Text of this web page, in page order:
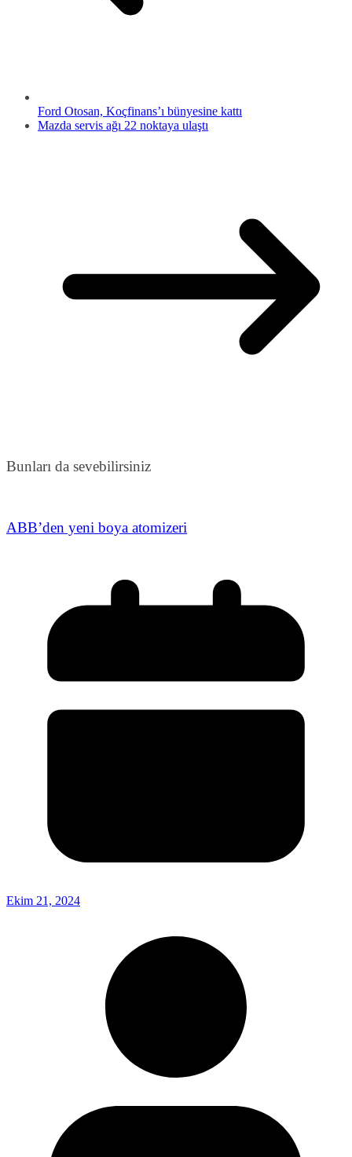
Ford Otosan, Koçfinans’ı bünyesine kattı
Mazda servis ağı 22 noktaya ulaştı
Bunları da sevebilirsiniz
ABB’den yeni boya atomizeri
Ekim 21, 2024